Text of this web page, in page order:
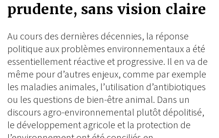
prudente, sans vision claire
Au cours des dernières décennies, la réponse
politique aux problèmes environnementaux a été
essentiellement réactive et progressive. Il en va de
même pour d’autres enjeux, comme par exemple
les maladies animales, l’utilisation d’antibiotiques
ou les questions de bien-être animal. Dans un
discours agro-environnemental plutôt dépolitisé,
le développement agricole et la protection de